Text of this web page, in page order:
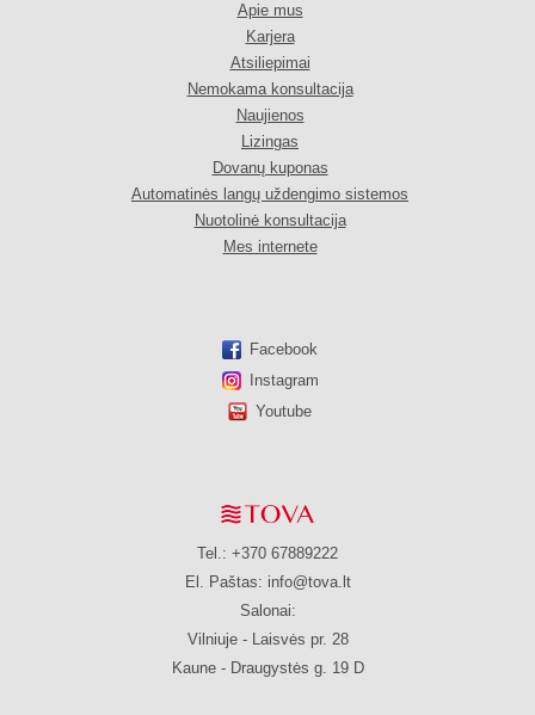
Apie mus
Karjera
Atsiliepimai
Nemokama konsultacija
Naujienos
Lizingas
Dovanų kuponas
Automatinės langų uždengimo sistemos
Nuotolinė konsultacija
Mes internete
Facebook
Instagram
Youtube
Tel.: +370 67889222
El. Paštas: info@tova.lt
Salonai:
Vilniuje - Laisvės pr. 28
Kaune - Draugystės g. 19 D